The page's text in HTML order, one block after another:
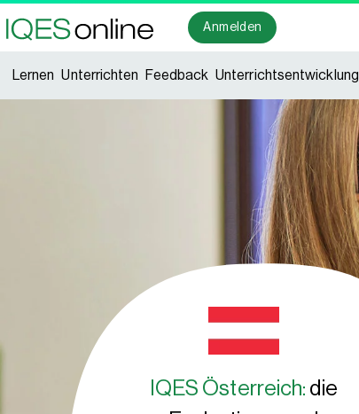
Anmelden
Lernen Unterrichten Feedback Unterrichtsentwicklung
Lernen Unterrichten Feedback Unterrichtsentwicklung
IQES Österreich: die